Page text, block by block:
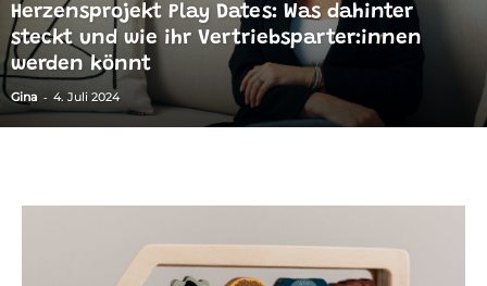
Herzensprojekt Play Dates: Was dahinter
steckt und wie ihr Vertriebsparter:innen
werden könnt
Gina - 4. Juli 2024